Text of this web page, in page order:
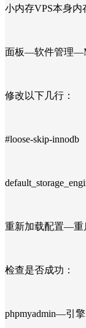
小内存VPS本身内
面板—软件管理
修改以下几行：
#loose-skip-
重新加载配置—重
检查是否成功：
phpmyadmin—引